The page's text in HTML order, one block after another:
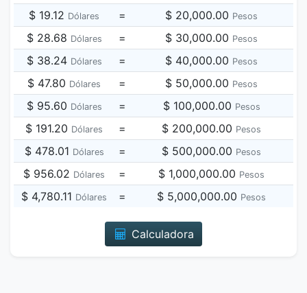
$ 19.12 Dólares = $ 20,000.00 Pesos
$ 28.68 Dólares = $ 30,000.00 Pesos
$ 38.24 Dólares = $ 40,000.00 Pesos
$ 47.80 Dólares = $ 50,000.00 Pesos
$ 95.60 Dólares = $ 100,000.00 Pesos
$ 191.20 Dólares = $ 200,000.00 Pesos
$ 478.01 Dólares = $ 500,000.00 Pesos
$ 956.02 Dólares = $ 1,000,000.00 Pesos
$ 4,780.11 Dólares = $ 5,000,000.00 Pesos
Calculadora